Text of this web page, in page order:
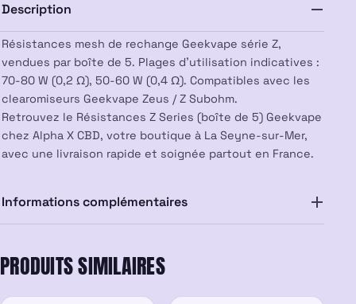
GEEKVAPE
Description
Résistances mesh de rechange Geekvape série Z,
vendues par boîte de 5. Plages d’utilisation indicatives :
70-80 W (0,2 Ω), 50-60 W (0,4 Ω). Compatibles avec les
clearomiseurs Geekvape Zeus / Z Subohm.
Retrouvez le Résistances Z Series (boîte de 5) Geekvape
chez Alpha X CBD, votre boutique à La Seyne-sur-Mer,
avec une livraison rapide et soignée partout en France.
Informations complémentaires
PRODUITS SIMILAIRES